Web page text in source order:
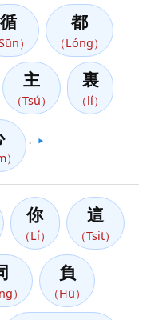
循
）
都
（Lóng）
主
（Tsú）
裏
（lí）
）
▶️
你
（Lí）
這
（Tsit）
）
負
（Hū）